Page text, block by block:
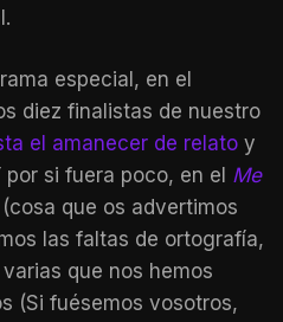
especial, en el
diez finalistas de nuestro
el amanecer de relato y
si fuera poco, en el Me
que os advertimos
las faltas de ortografía,
que nos hemos
(Si fuésemos vosotros,